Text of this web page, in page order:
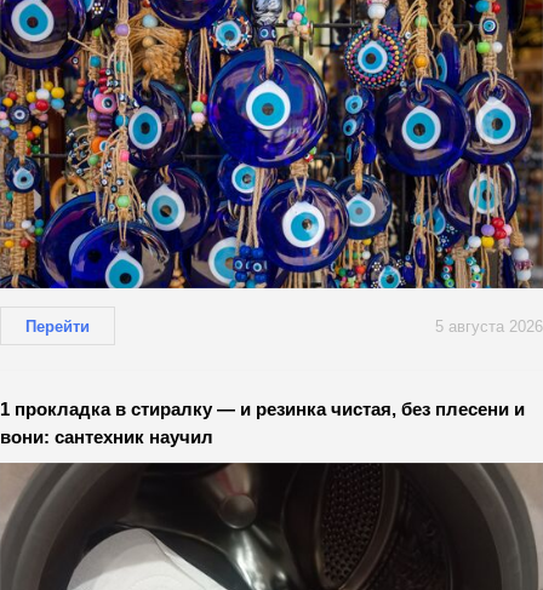
Перейти 5 августа 2026
1 прокладка в стиралку — и резинка чистая, без плесени и
вони: сантехник научил